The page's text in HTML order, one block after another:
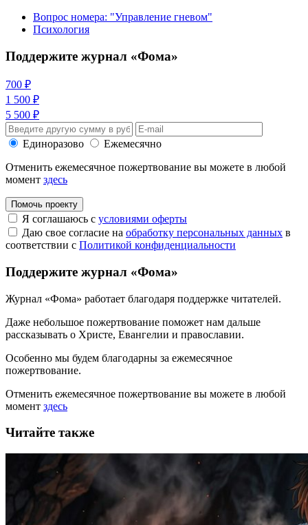
Вопрос номера: "Управление гневом"
Психология
Поддержите журнал «Фома»
700 ₽
1 500 ₽
5 500 ₽
Единоразово
Ежемесячно
Отменить ежемесячное пожертвование вы можете в любой
момент здесь
Помочь проекту
Я соглашаюсь с условиями оферты
Даю свое согласие на обработку персональных данных в
соответствии с Политикой конфиденциальности
Поддержите журнал «Фома»
Журнал «Фома» работает благодаря поддержке читателей.
Даже небольшое пожертвование поможет нам дальше
рассказывать о Христе, Евангелии и православии.
Особенно мы будем благодарны за ежемесячное
пожертвование.
Отменить ежемесячное пожертвование вы можете в любой
момент здесь
Читайте также